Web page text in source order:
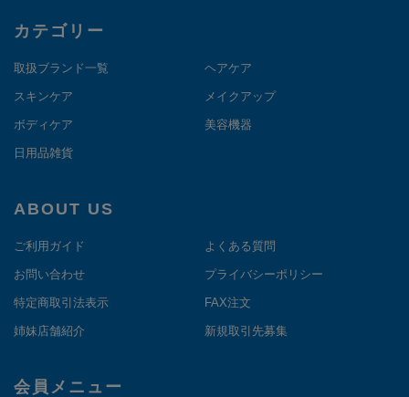
カテゴリー
取扱ブランド一覧 ヘアケア
スキンケア メイクアップ
ボディケア 美容機器
日用品雑貨
ABOUT US
ご利用ガイド よくある質問
お問い合わせ プライバシーポリシー
特定商取引法表示 FAX注文
姉妹店舗紹介 新規取引先募集
会員メニュー